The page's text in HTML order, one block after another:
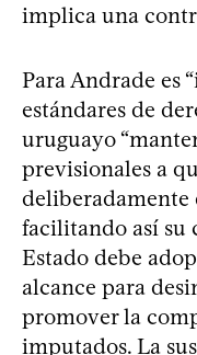
implica una
Para Andrade es
estándares de
uruguayo
previsionales a
deliberadamente
facilitando así su
Estado debe
alcance para
promover la
imputados. La